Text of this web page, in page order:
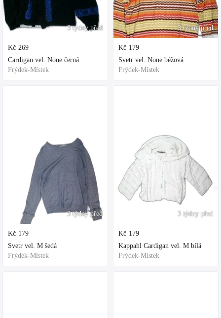
3 týdny před
Kč 269
Cardigan vel. None černá
Frýdek-Místek
3 týdny před
Kč 179
Svetr vel. M šedá
Frýdek-Místek
3 týdny před
Kč 179
Svetr vel. None béžová
Frýdek-Místek
3 týdny před
Kč 179
Kappahl Cardigan vel. M bílá
Frýdek-Místek